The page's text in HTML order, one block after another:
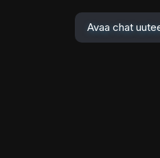
Avaa chat